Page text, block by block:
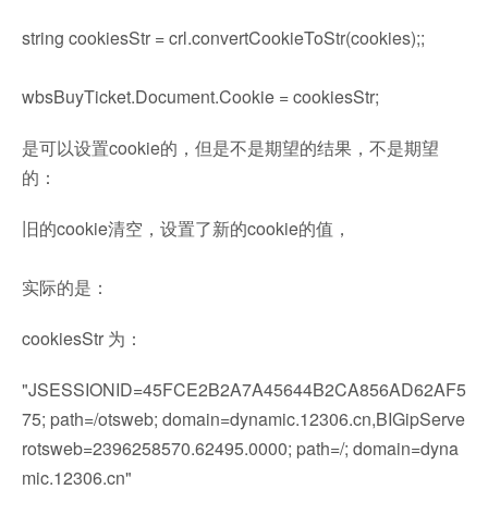
string cookiesStr = crl.convertCookieToStr(cookies);;
wbsBuyTicket.Document.Cookie = cookiesStr;
是可以设置cookie的，但是不是期望的结果，不是期望
的：
旧的cookie清空，设置了新的cookie的值，
实际的是：
cookiesStr 为：
"JSESSIONID=45FCE2B2A7A45644B2CA856AD62AF5
75; path=/otsweb; domain=dynamic.12306.cn,BIGipServe
rotsweb=2396258570.62495.0000; path=/; domain=dyna
mic.12306.cn"